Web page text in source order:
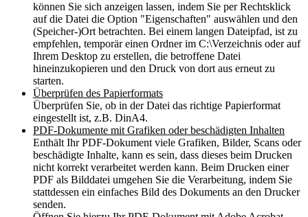
können Sie sich anzeigen lassen, indem Sie per Rechtsklick
auf die Datei die Option "Eigenschaften" auswählen und den
(Speicher-)Ort betrachten. Bei einem langen Dateipfad, ist zu
empfehlen, temporär einen Ordner im C:\Verzeichnis oder auf
Ihrem Desktop zu erstellen, die betroffene Datei
hineinzukopieren und den Druck von dort aus erneut zu
starten.
Überprüfen des Papierformats
Überprüfen Sie, ob in der Datei das richtige Papierformat
eingestellt ist, z.B. DinA4.
PDF-Dokumente mit Grafiken oder beschädigten Inhalten
Enthält Ihr PDF-Dokument viele Grafiken, Bilder, Scans oder
beschädigte Inhalte, kann es sein, dass dieses beim Drucken
nicht korrekt verarbeitet werden kann. Beim Drucken einer
PDF als Bilddatei umgehen Sie die Verarbeitung, indem Sie
stattdessen ein einfaches Bild des Dokuments an den Drucker
senden.